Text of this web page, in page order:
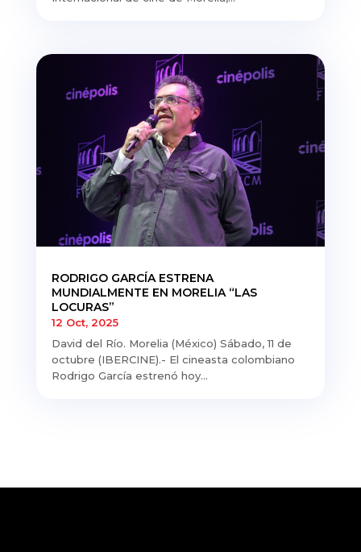
RODRIGO GARCÍA ESTRENA
MUNDIALMENTE EN MORELIA “LAS
LOCURAS”
12 Oct, 2025
David del Río. Morelia (México) Sábado, 11 de
octubre (IBERCINE).- El cineasta colombiano
Rodrigo García estrenó hoy...